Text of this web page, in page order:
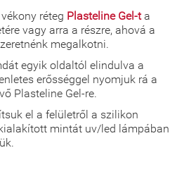
réteg Plasteline Gel-ta
vagy arra a részre, ahová a
megalkotni.
egyik oldaltól elindulva a
erősséggel nyomjuk rá a
Plasteline Gel-re.
el a felületről a szilikon
mintát uv/led lámpában